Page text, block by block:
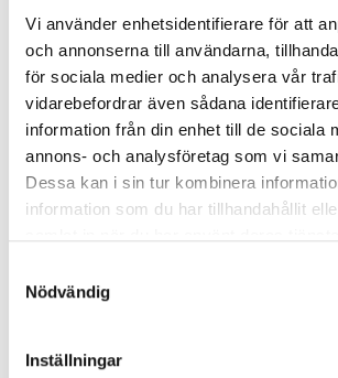
Vi använder enhetsidentifierare för att
och annonserna till användarna,
för sociala medier och analysera vår
vidarebefordrar även sådana
information från din enhet till de sociala
annons- och analysföretag som vi
Dessa kan i sin tur kombinera
information som du har tillhandahållit
Nödvändig
Inställningar
Det är ej tillåtet att ta med djur ombord på
Undantaget är assistanshund/ledarhund.
Förseningar
När vår buss är försenad har
kompensation enligt våra villkor om
Restidsgaranti nedan).
Skyddet av dina personuppgifter är
köper en resa av Ybuss lämnar du
Köper du en resa åt någon annan, så